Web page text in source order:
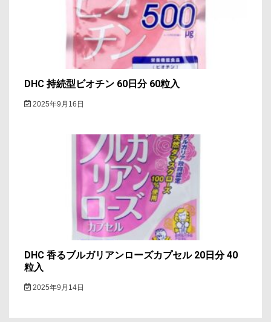
DHC 持続型ビオチン 60日分 60粒入
2025年9月16日
DHC 香るブルガリアンローズカプセル 20日分 40
粒入
2025年9月14日